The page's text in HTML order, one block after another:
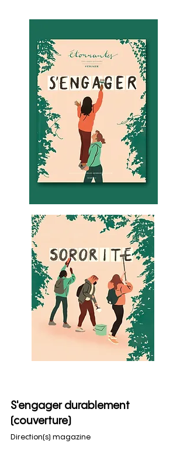
S'engager durablement
(couverture)
Direction(s) magazine